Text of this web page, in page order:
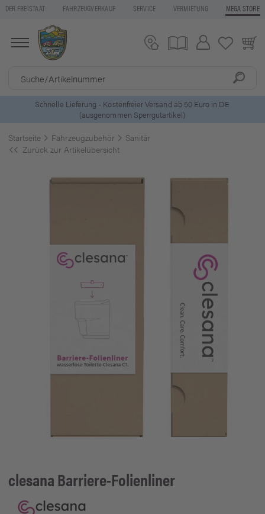
DER FREISTAAT FAHRZEUGVERKAUF SERVICE VERMIETUNG MEGA STORE
Schnelle Lieferung - Kostenfreier Versand ab 50 Euro in DE
(ausgenommen Sperrgutartikel)
Startseite Fahrzeugzubehör
Sanitär
Zurück zur Artikelübersicht
clesanaBarriere-Folienliner